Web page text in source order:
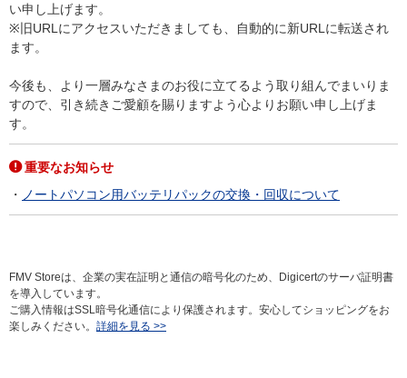
い申し上げます。
※旧URLにアクセスいただきましても、自動的に新URLに転送され
ます。
今後も、より一層みなさまのお役に立てるよう取り組んでまいりま
すので、引き続きご愛顧を賜りますよう心よりお願い申し上げま
す。
重要なお知らせ
ノートパソコン用バッテリパックの交換・回収について
FMV Storeは、企業の実在証明と通信の暗号化のため、Digicertのサーバ証明書
を導入しています。
ご購入情報はSSL暗号化通信により保護されます。安心してショッピングをお
楽しみください。 詳細を見る >>